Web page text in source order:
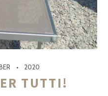
2020
TUTTI!